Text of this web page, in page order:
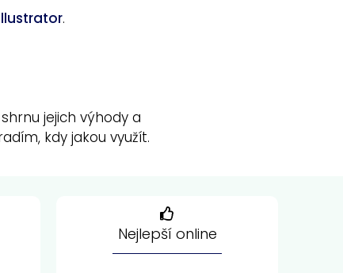
.
jejich výhody a
kdy jakou využít.
Nejlepší online